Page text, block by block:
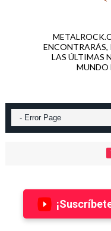
ENCONTRARÁS,
LAS ÚLTIMAS
MUNDO